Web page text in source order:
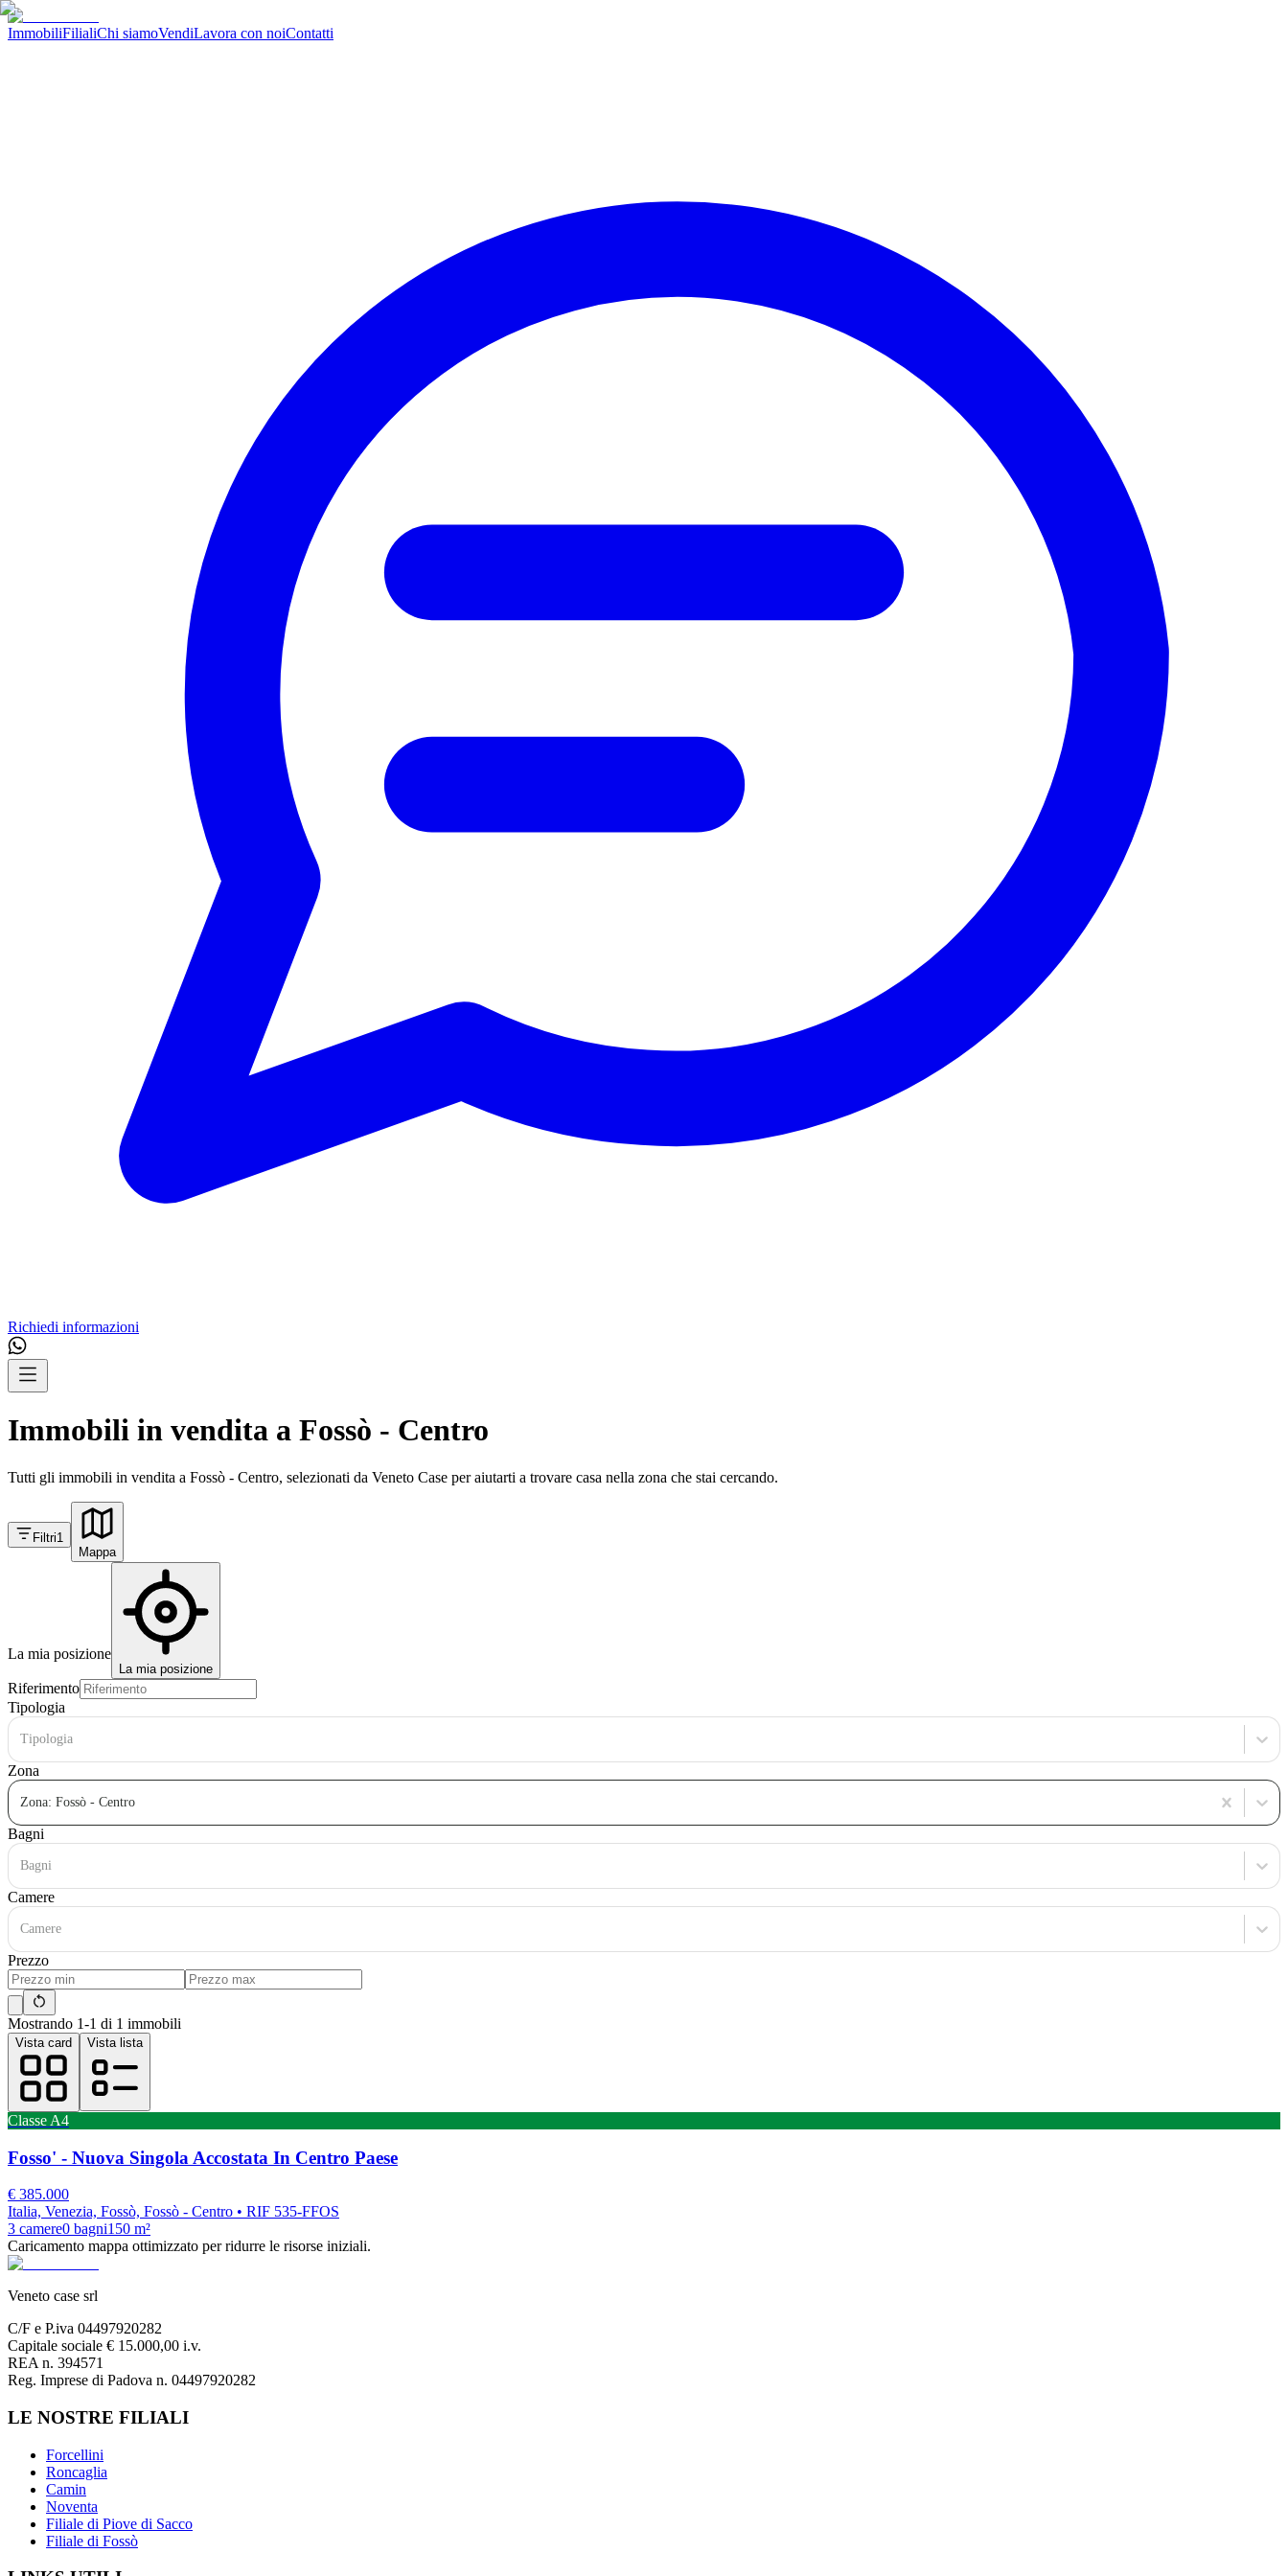
ImmobiliFilialiChi siamoVendiLavora con noiContatti
Richiedi informazioni
Immobili in vendita a Fossò - Centro
Tutti gli immobili in vendita a Fossò - Centro, selezionati da Veneto Case per aiutarti a trovare casa nella zona che stai cercando.
Filtri1
Mappa
La mia posizione
La mia posizione
Riferimento
Tipologia
Tipologia
Zona
Zona: Fossò - Centro
Bagni
Bagni
Camere
Camere
Prezzo
Mostrando 1-1 di 1 immobili
Vista card Vista lista
Classe A4
Fosso' - Nuova Singola Accostata In Centro Paese
€ 385.000
Italia, Venezia, Fossò, Fossò - Centro • RIF 535-FFOS
3 camere0 bagni150 m²
Caricamento mappa ottimizzato per ridurre le risorse iniziali.
Veneto case srl
C/F e P.iva 04497920282
Capitale sociale € 15.000,00 i.v.
REA n. 394571
Reg. Imprese di Padova n. 04497920282
LE NOSTRE FILIALI
Forcellini
Roncaglia
Camin
Noventa
Filiale di Piove di Sacco
Filiale di Fossò